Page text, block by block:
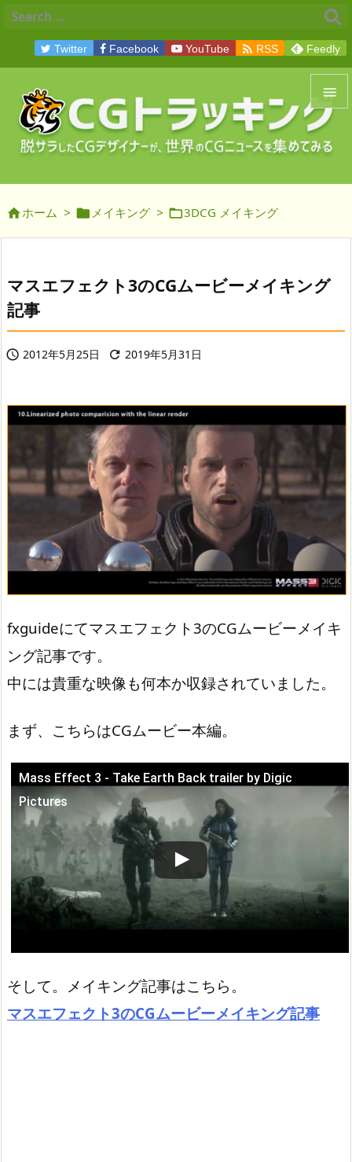


メニュ
前へ
次へ
Twitter Facebook YouTube  RSS Feedly
ホーム >  メイキング > 3DCG メイキング
マスエフェクト3のCGムービーメイキング
記事
 2012年5月25日  2019年5月31日
fxguideにてマスエフェクト3のCGムービーメイキ
ング記事です。
中には貴重な映像も何本か収録されていました。
まず、こちらはCGムービー本編。
Mass Effect 3 - Take Earth Back trailer by Digic
Pictures
この動画を YouTube で視聴
そして。メイキング記事はこちら。
マスエフェクト3のCGムービーメイキング記事